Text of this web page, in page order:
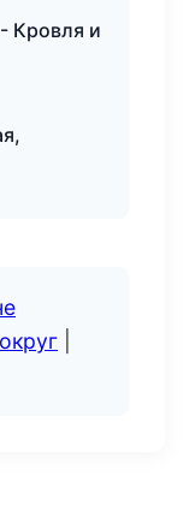
Кровля и